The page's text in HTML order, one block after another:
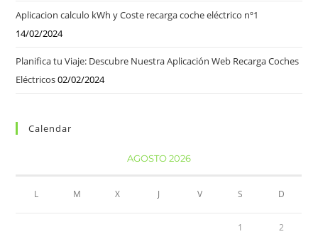
Aplicacion calculo kWh y Coste recarga coche eléctrico nº1
14/02/2024
Planifica tu Viaje: Descubre Nuestra Aplicación Web Recarga Coches
Eléctricos02/02/2024
Calendar
AGOSTO 2026
L M X J V S D
1 2